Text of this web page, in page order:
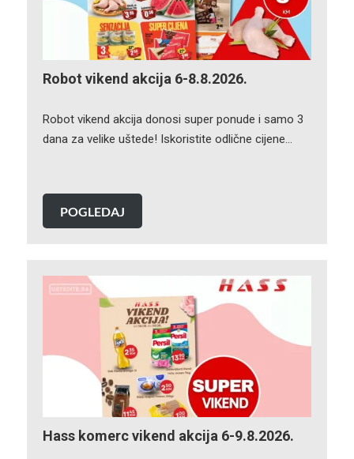
Robot vikend akcija 6-8.8.2026.
Robot vikend akcija donosi super ponude i samo 3
dana za velike uštede! Iskoristite odlične cijene…
POGLEDAJ
Hass komerc vikend akcija 6-9.8.2026.